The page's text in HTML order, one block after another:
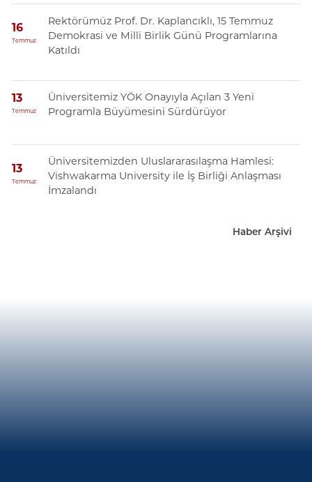
16
Temmuz
Rektörümüz Prof. Dr. Kaplancıklı, 15 Temmuz
Demokrasi ve Milli Birlik Günü Programlarına
Katıldı
13
Temmuz
Üniversitemiz YÖK Onayıyla Açılan 3 Yeni
Programla Büyümesini Sürdürüyor
13
Temmuz
Üniversitemizden Uluslararasılaşma Hamlesi:
Vishwakarma University ile İş Birliği Anlaşması
İmzalandı
Haber Arşivi